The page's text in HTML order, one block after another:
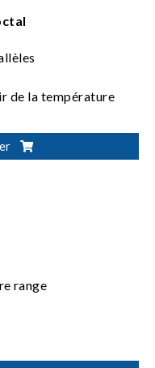
de la température
range